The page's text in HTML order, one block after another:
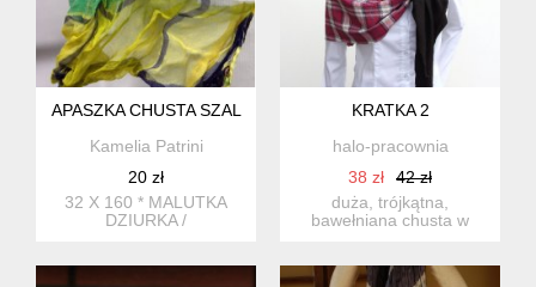
APASZKA CHUSTA SZAL
Kamelia Patrini
20 zł
32 X 160 * MALUTKA
DZIURKA /
KRATKA 2
halo-pracownia
38 zł
42 zł
duża, trójkątna,
bawełniana chusta w